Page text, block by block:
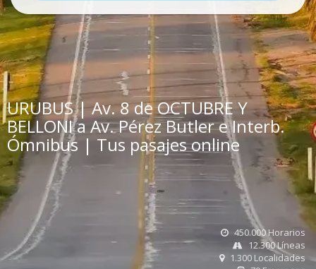
URUBUS | Av. 8 de OCTUBRE Y
BELLONI a Av. Pérez Butler e Interb.
Ómnibus | Tus pasajes online
450.000 Horarios
12.300 Líneas
1.300 Localidades